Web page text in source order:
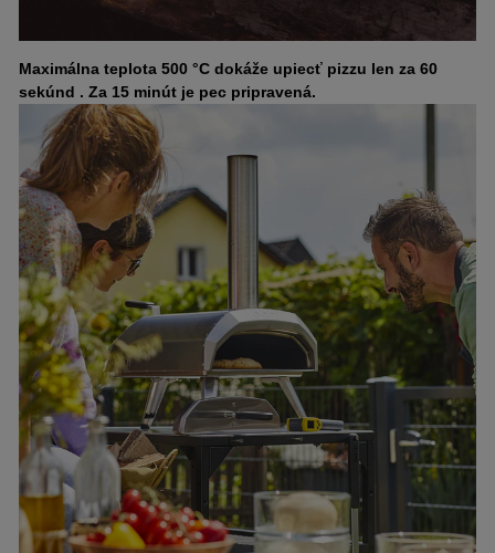
Maximálna teplota 500 °C dokáže upiecť pizzu len za 60
sekúnd . Za 15 minút je pec pripravená.